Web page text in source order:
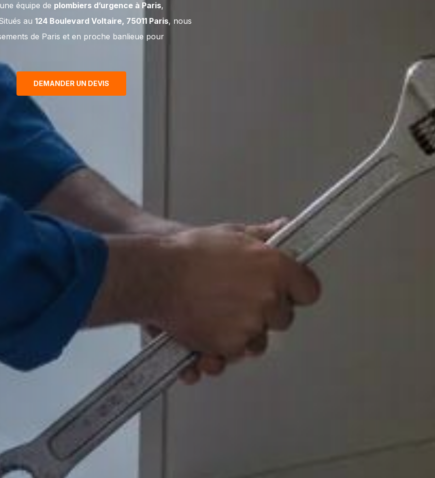
équipe de plombiers d’urgence à Paris,
au124 Boulevard Voltaire, 75011 Paris, nous
de Paris et en proche banlieue pour
DEMANDER UN DEVIS